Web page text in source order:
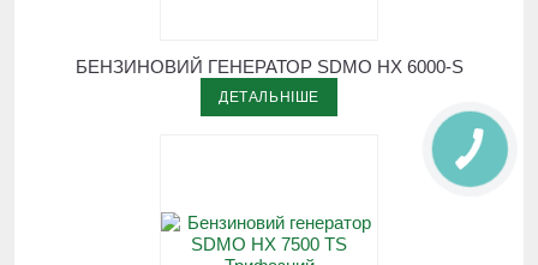
БЕНЗИНОВИЙ ГЕНЕРАТОР SDMO HX 6000-S
ДЕТАЛЬНІШЕ